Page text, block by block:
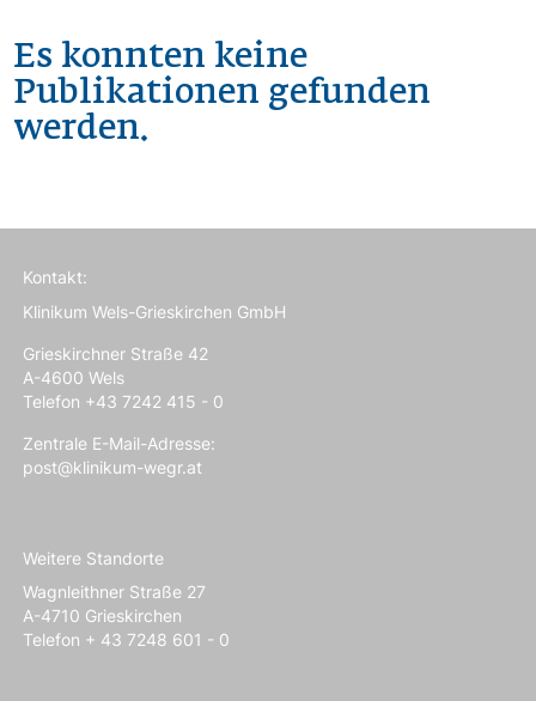
Es konnten keine
Publikationen gefunden
werden.
Kontakt:
Klinikum Wels-Grieskirchen GmbH
Grieskirchner Straße 42
A-4600 Wels
Telefon +43 7242 415 - 0
Zentrale E-Mail-Adresse:
post@klinikum-wegr.at
Weitere Standorte
Wagnleithner Straße 27
A-4710 Grieskirchen
Telefon + 43 7248 601 - 0